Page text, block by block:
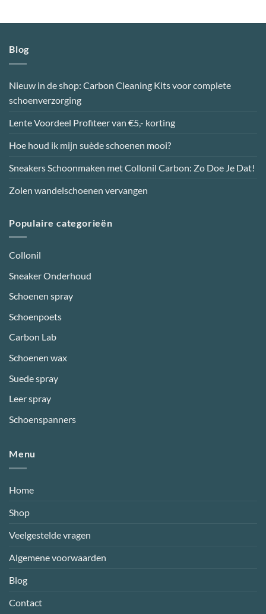
Blog
Nieuw in de shop: Carbon Cleaning Kits voor complete
schoenverzorging
Lente Voordeel Profiteer van €5,- korting
Hoe houd ik mijn suède schoenen mooi?
Sneakers Schoonmaken met Collonil Carbon: Zo Doe Je Dat!
Zolen wandelschoenen vervangen
Populaire categorieën
Collonil
Sneaker Onderhoud
Schoenen spray
Schoenpoets
Carbon Lab
Schoenen wax
Suede spray
Leer spray
Schoenspanners
Menu
Home
Shop
Veelgestelde vragen
Algemene voorwaarden
Blog
Contact